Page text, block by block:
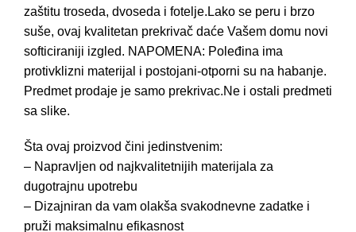
zaštitu troseda, dvoseda i fotelje.Lako se peru i brzo
suše, ovaj kvalitetan prekrivač daće Vašem domu novi
softiciraniji izgled. NAPOMENA: Poleđina ima
protivklizni materijal i postojani-otporni su na habanje.
Predmet prodaje je samo prekrivac.Ne i ostali predmeti
sa slike.
Šta ovaj proizvod čini jedinstvenim:
– Napravljen od najkvalitetnijih materijala za
dugotrajnu upotrebu
– Dizajniran da vam olakša svakodnevne zadatke i
pruži maksimalnu efikasnost